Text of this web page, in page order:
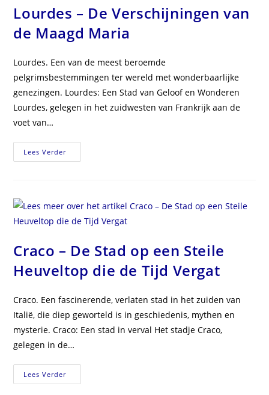
Lourdes – De Verschijningen van
de Maagd Maria
Lourdes. Een van de meest beroemde
pelgrimsbestemmingen ter wereld met wonderbaarlijke
genezingen. Lourdes: Een Stad van Geloof en Wonderen
Lourdes, gelegen in het zuidwesten van Frankrijk aan de
voet van…
Lees VerderLourdes
–
Maagd
Maria
Craco – De Stad op een Steile
Heuveltop die de Tijd Vergat
Craco. Een fascinerende, verlaten stad in het zuiden van
Italië, die diep geworteld is in geschiedenis, mythen en
mysterie. Craco: Een stad in verval Het stadje Craco,
gelegen in de…
Lees VerderCraco
–